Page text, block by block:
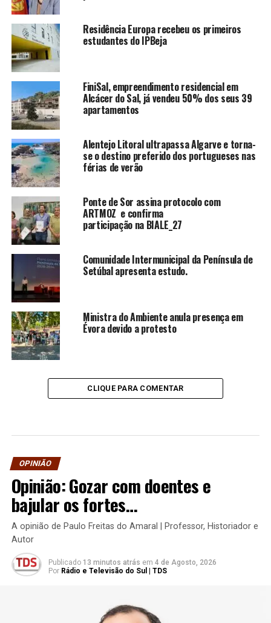
Residência Europa recebeu os primeiros
estudantes do IPBeja
FiniSal, empreendimento residencial em
Alcácer do Sal, já vendeu 50% dos seus 39
apartamentos
Alentejo Litoral ultrapassa Algarve e torna-
se o destino preferido dos portugueses nas
férias de verão
Ponte de Sor assina protocolo com
ARTMOZ e confirma
participação na BIALE_27
Comunidade Intermunicipal da Península de
Setúbal apresenta estudo.
Ministra do Ambiente anula presença em
Évora devido a protesto
CLIQUE PARA COMENTAR
OPINIÃO
Opinião: Gozar com doentes e
bajular os fortes…
A opinião de Paulo Freitas do Amaral | Professor, Historiador e
Autor
Publicado 13 minutos atrás em 4 de Agosto, 2026
Por Rádio e Televisão do Sul | TDS